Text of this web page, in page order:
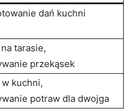
dań kuchni
tarasie,
przekąsek
w kuchni,
potraw dla dwojga